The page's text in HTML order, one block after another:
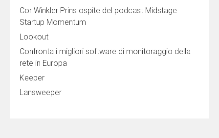
Cor Winkler Prins ospite del podcast Midstage
Startup Momentum
Lookout
Confronta i migliori software di monitoraggio della
rete in Europa
Keeper
Lansweeper